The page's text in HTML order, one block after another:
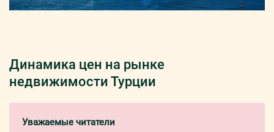
Динамика цен на рынке
недвижимости Турции
Уважаемые читатели